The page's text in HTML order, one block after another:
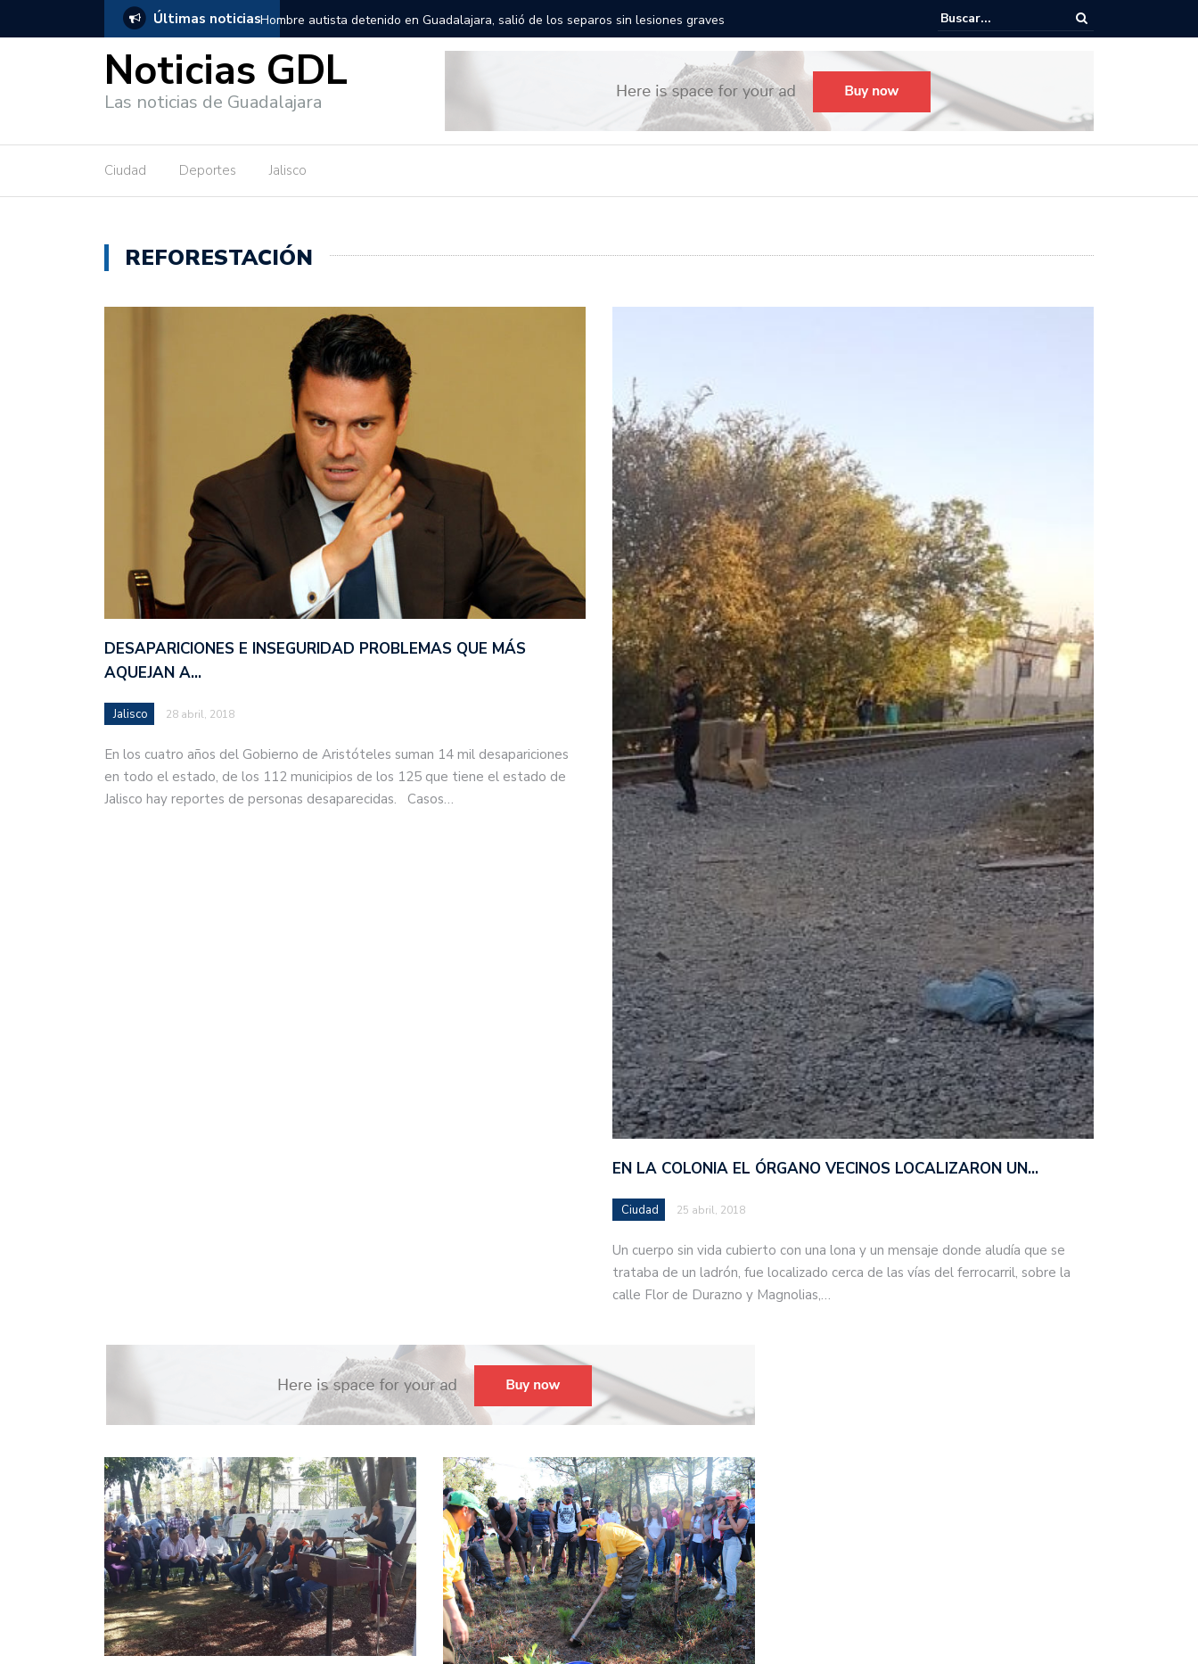
Últimas noticias
salió de los separos sin lesiones graves Títeres gigantes recorrerán las calles de Guadalajara: aparta la fecha Todo listo para el Festival Desfile Día de Muertos 2025 en Guadalajara
Noticias GDL
Las noticias de Guadalajara
Ciudad Deportes Jalisco
REFORESTACIÓN
DESAPARICIONES E INSEGURIDAD PROBLEMAS QUE MÁS
AQUEJAN A…
Jalisco 28 abril, 2018
En los cuatro años del Gobierno de Aristóteles suman 14 mil desapariciones
en todo el estado, de los 112 municipios de los 125 que tiene el estado de
Jalisco hay reportes de personas desaparecidas. Casos…
EN LA COLONIA EL ÓRGANO VECINOS LOCALIZARON UN…
Ciudad 25 abril, 2018
Un cuerpo sin vida cubierto con una lona y un mensaje donde aludía que se
trataba de un ladrón, fue localizado cerca de las vías del ferrocarril, sobre la
calle Flor de Durazno y Magnolias,…